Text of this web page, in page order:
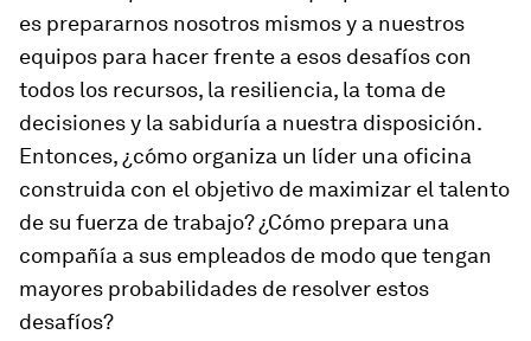
es prepararnos nosotros mismos y a nuestros
equipos para hacer frente a esos desafíos con
todos los recursos, la resiliencia, la toma de
decisiones y la sabiduría a nuestra disposición.
Entonces, ¿cómo organiza un líder una oficina
construida con el objetivo de maximizar el talento
de su fuerza de trabajo? ¿Cómo prepara una
compañía a sus empleados de modo que tengan
mayores probabilidades de resolver estos
desafíos?